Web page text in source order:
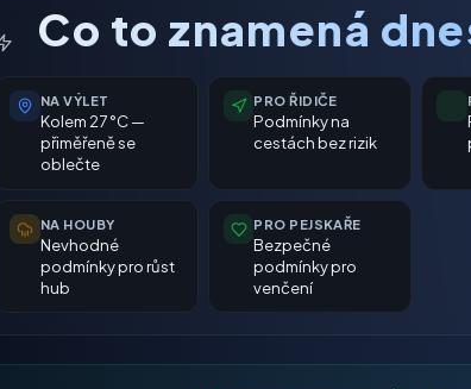
Co to znamená
NA VÝLET
Kolem 27 °C —
přiměřeně se
oblečte
PRO ŘIDIČE
Podmínky na
cestách bez rizik
NA HOUBY
Nevhodné
podmínky pro růst
hub
PRO PEJSKAŘE
Bezpečné
podmínky pro
venčení